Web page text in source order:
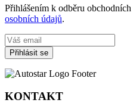
Přihlášením k odběru obchodních
osobních údajů.
Přihlásit se
KONTAKT